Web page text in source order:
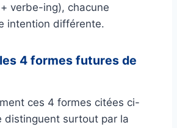
verbe-ing), chacune
intention différente.
4 formes futures de
ces 4 formes citées ci-
distinguent surtout par la